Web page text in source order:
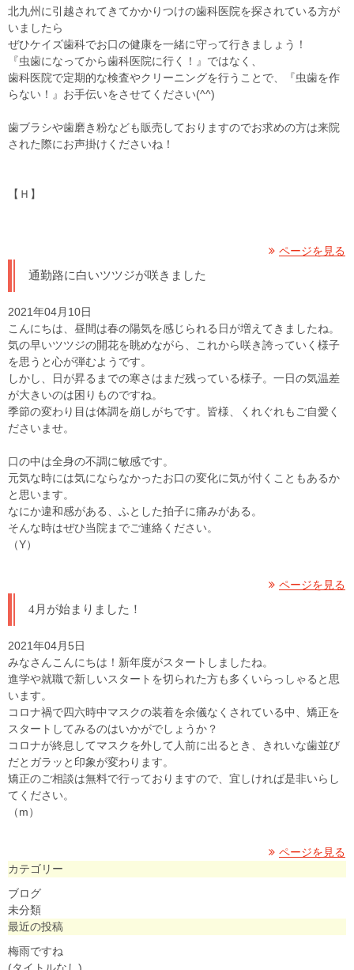
北九州に引越されてきてかかりつけの歯科医院を探されている方が
いましたら
ぜひケイズ歯科でお口の健康を一緒に守って行きましょう！
『虫歯になってから歯科医院に行く！』ではなく、
歯科医院で定期的な検査やクリーニングを行うことで、『虫歯を作
らない！』お手伝いをさせてください(^^)
歯ブラシや歯磨き粉なども販売しておりますのでお求めの方は来院
された際にお声掛けくださいね！
【Ｈ】
ページを見る
通勤路に白いツツジが咲きました
2021年04月10日
こんにちは、昼間は春の陽気を感じられる日が増えてきましたね。
気の早いツツジの開花を眺めながら、これから咲き誇っていく様子
を思うと心が弾むようです。
しかし、日が昇るまでの寒さはまだ残っている様子。一日の気温差
が大きいのは困りものですね。
季節の変わり目は体調を崩しがちです。皆様、くれぐれもご自愛く
ださいませ。
口の中は全身の不調に敏感です。
元気な時には気にならなかったお口の変化に気が付くこともあるか
と思います。
なにか違和感がある、ふとした拍子に痛みがある。
そんな時はぜひ当院までご連絡ください。
（Y）
ページを見る
4月が始まりました！
2021年04月5日
みなさんこんにちは！新年度がスタートしましたね。
進学や就職で新しいスタートを切られた方も多くいらっしゃると思
います。
コロナ禍で四六時中マスクの装着を余儀なくされている中、矯正を
スタートしてみるのはいかがでしょうか？
コロナが終息してマスクを外して人前に出るとき、きれいな歯並び
だとガラッと印象が変わります。
矯正のご相談は無料で行っておりますので、宜しければ是非いらし
てください。
（m）
ページを見る
カテゴリー
ブログ
未分類
最近の投稿
梅雨ですね